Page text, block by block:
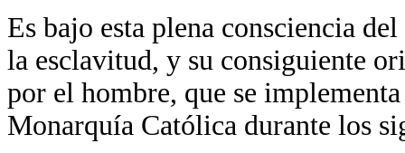
Es bajo esta plena consciencia
la esclavitud, y su consiguiente
por el hombre, que se
Monarquía Católica durante los